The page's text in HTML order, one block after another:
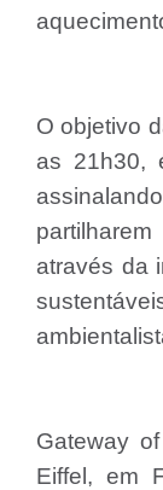
O objetivo
as 21h30,
através da
Gateway
Eiffel, em